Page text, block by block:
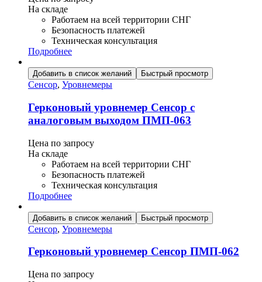
На складе
Работаем на всей территории СНГ
Безопасность платежей
Техническая консультация
Подробнее
Добавить в список желаний Быстрый просмотр
Сенсор, Уровнемеры
Герконовый уровнемер Сенсор с
аналоговым выходом ПМП-063
Цена по запросу
На складе
Работаем на всей территории СНГ
Безопасность платежей
Техническая консультация
Подробнее
Добавить в список желаний Быстрый просмотр
Сенсор, Уровнемеры
Герконовый уровнемер Сенсор ПМП-062
Цена по запросу